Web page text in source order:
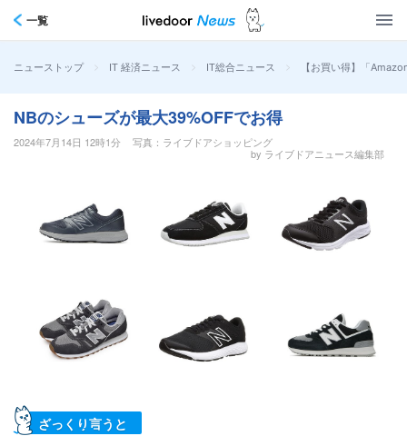
一覧
ニューストップ > IT 経済ニュース > IT総合ニュース > 【お買い得】「
NBのシューズが最大39%OFFでお得
2024年7月14日 12時1分
写真：ライブドアショッピング
by ライブドアニュース編集部
ざっくり言うと